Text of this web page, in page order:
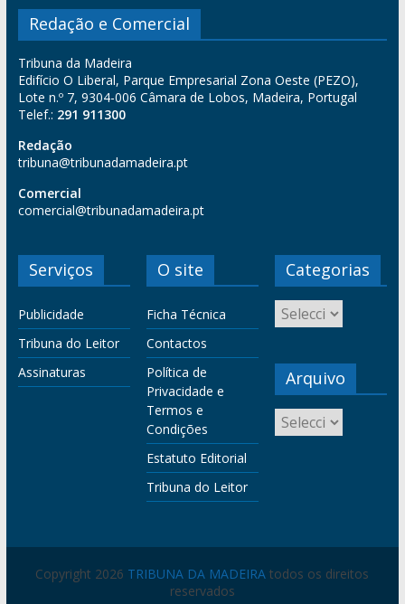
Redação e Comercial
Tribuna da Madeira
Edifício O Liberal, Parque Empresarial Zona Oeste (PEZO),
Lote n.º 7, 9304-006 Câmara de Lobos, Madeira, Portugal
Telef.: 291 911300
Redação
tribuna@tribunadamadeira.pt
Comercial
comercial@tribunadamadeira.pt
Serviços
Publicidade
Tribuna do Leitor
Assinaturas
O site
Ficha Técnica
Contactos
Política de
Privacidade e
Termos e
Condições
Estatuto Editorial
Tribuna do Leitor
Categorias
Arquivo
Copyright 2026 TRIBUNA DA MADEIRA todos os direitos
reservados